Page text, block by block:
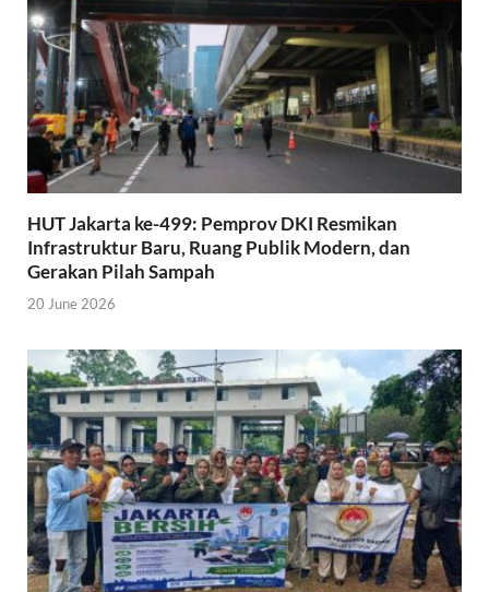
HUT Jakarta ke-499: Pemprov DKI Resmikan
Infrastruktur Baru, Ruang Publik Modern, dan
Gerakan Pilah Sampah
20 June 2026